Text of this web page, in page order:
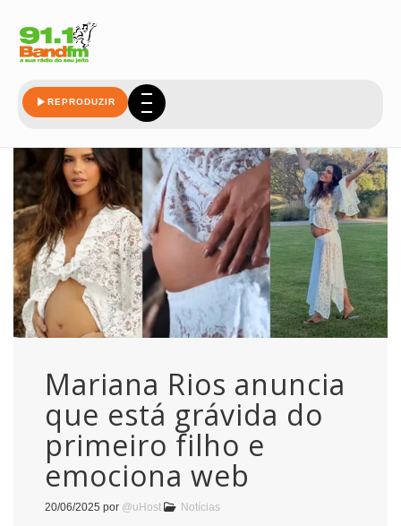
REPRODUZIR
Mariana Rios anuncia
que está grávida do
primeiro filho e
emociona web
20/06/2025 por @uHost Notícias